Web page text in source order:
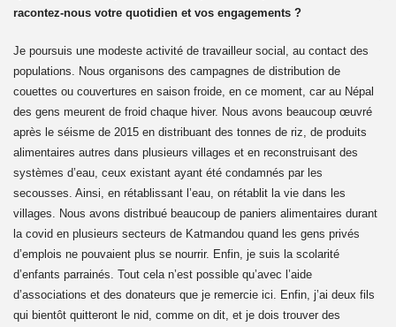
racontez-nous votre quotidien et vos engagements ?
Je poursuis une modeste activité de travailleur social, au contact des
populations. Nous organisons des campagnes de distribution de
couettes ou couvertures en saison froide, en ce moment, car au Népal
des gens meurent de froid chaque hiver. Nous avons beaucoup œuvré
après le séisme de 2015 en distribuant des tonnes de riz, de produits
alimentaires autres dans plusieurs villages et en reconstruisant des
systèmes d’eau, ceux existant ayant été condamnés par les
secousses. Ainsi, en rétablissant l’eau, on rétablit la vie dans les
villages. Nous avons distribué beaucoup de paniers alimentaires durant
la covid en plusieurs secteurs de Katmandou quand les gens privés
d’emplois ne pouvaient plus se nourrir. Enfin, je suis la scolarité
d’enfants parrainés. Tout cela n’est possible qu’avec l’aide
d’associations et des donateurs que je remercie ici. Enfin, j’ai deux fils
qui bientôt quitteront le nid, comme on dit, et je dois trouver des
Mainpat en 2021
le 10 Mars 2023 à Dharamsala
une distribution
le 10 Mars 2024